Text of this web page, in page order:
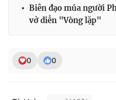
Thị trường 24h
VTV9
Biên đạo múa người
vở diễn "Vòng lặp"
0 0